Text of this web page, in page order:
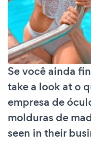
Se você ainda
take a look at o
empresa de
molduras de
seen in their